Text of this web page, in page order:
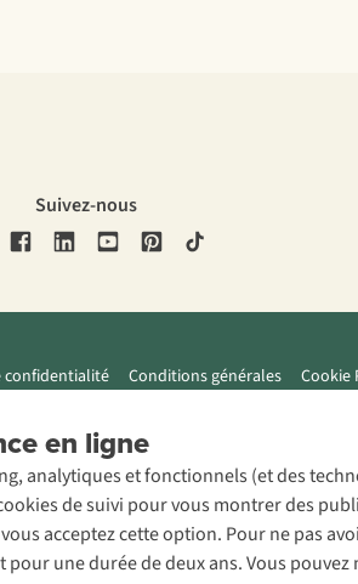
en ligne
analytiques et fonctionnels (et des
de suivi pour vous montrer des
acceptez cette option. Pour ne pas
une durée de deux ans. Vous
Suivez-nous
confidentialité Conditions générales Cookie